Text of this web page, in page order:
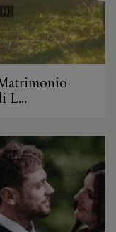
L...